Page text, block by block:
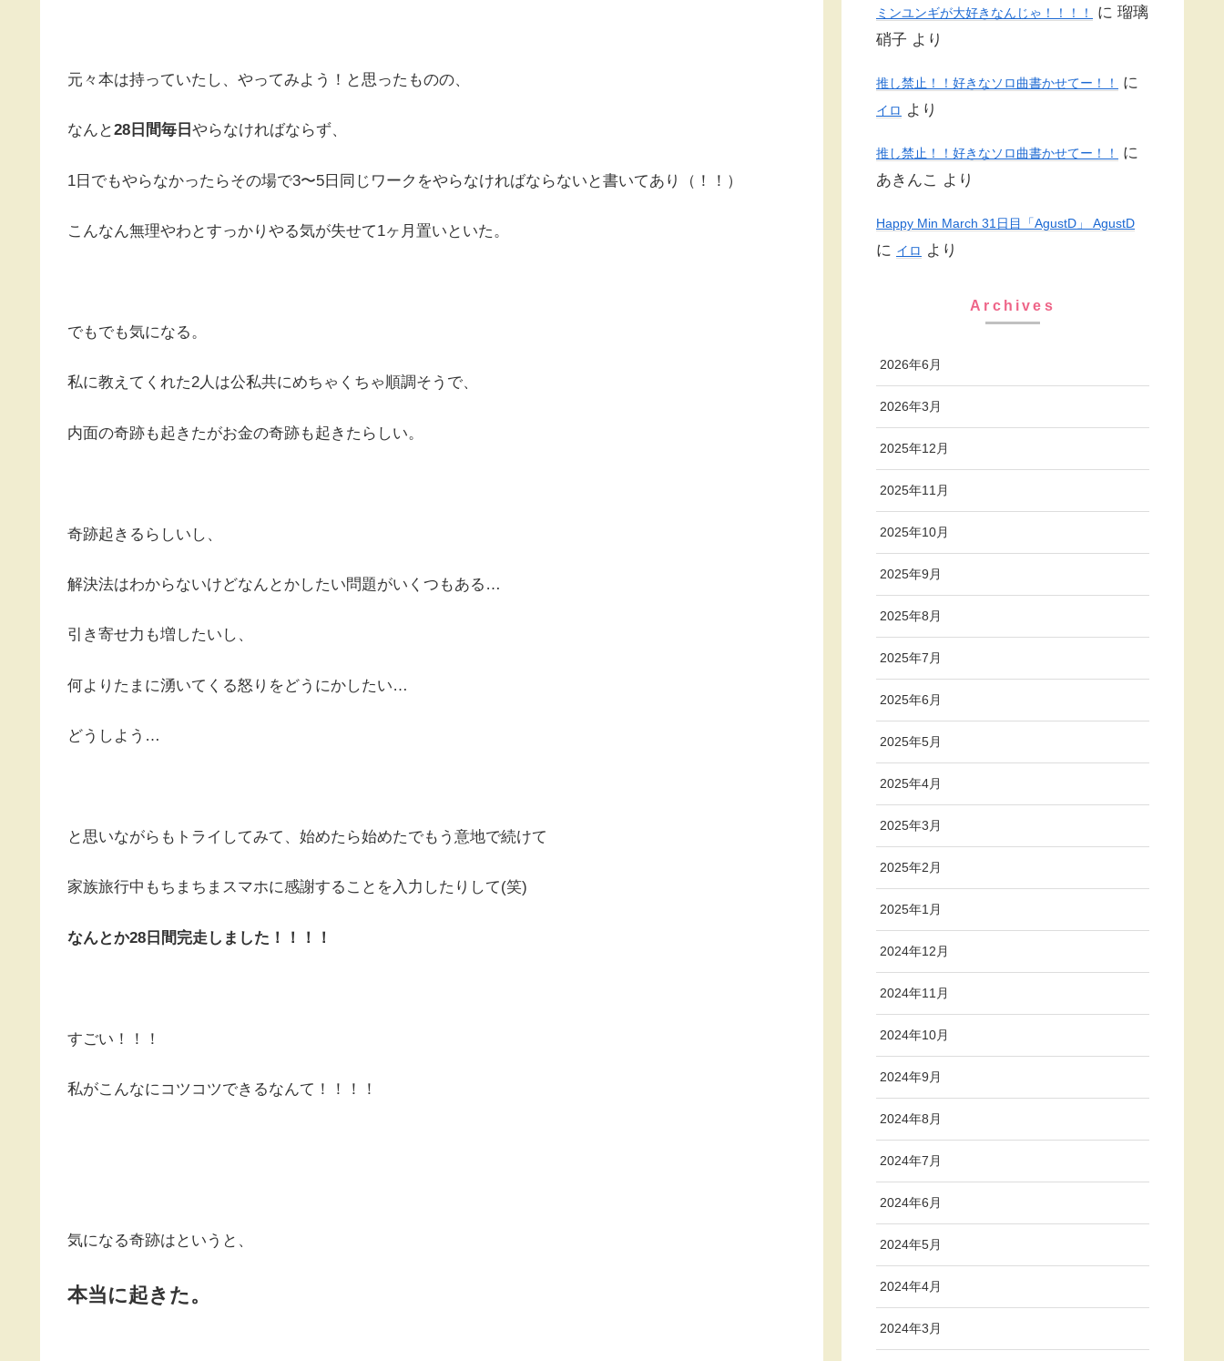
元々本は持っていたし、やってみよう！と思ったものの、
なんと28日間毎日 やらなければならず、
1日でもやらなかったらその場で3〜5日同じワークをやらなければならないと書いてあり（！！）
こんなん無理やわとすっかりやる気が失せて1ヶ月置いといた。
でもでも気になる。
私に教えてくれた2人は公私共にめちゃくちゃ順調そうで、
内面の奇跡も起きたがお金の奇跡も起きたらしい。
奇跡起きるらしいし、
解決法はわからないけどなんとかしたい問題がいくつもある…
引き寄せ力も増したいし、
何よりたまに湧いてくる怒りをどうにかしたい…
どうしよう…
と思いながらもトライしてみて、始めたら始めたでもう意地で続けて
家族旅行中もちまちまスマホに感謝することを入力したりして(笑)
なんとか28日間完走しました！！！！
すごい！！！
私がこんなにコツコツできるなんて！！！！
気になる奇跡はというと、
本当に起きた。
ミンユンギが大好きなんじゃ！！！！ に 瑠璃
硝子 より
推し禁止！！好きなソロ曲書かせてー！！ に
イロ より
推し禁止！！好きなソロ曲書かせてー！！
に
あきんこ
より
Happy Min March 31日目「AgustD」 AgustD
に イロ より
Archives
2026年6月
2026年3月
2025年12月
2025年11月
2025年10月
2025年9月
2025年8月
2025年7月
2025年6月
2025年5月
2025年4月
2025年3月
2025年2月
2025年1月
2024年12月
2024年11月
2024年10月
2024年9月
2024年8月
2024年7月
2024年6月
2024年5月
2024年4月
2024年3月